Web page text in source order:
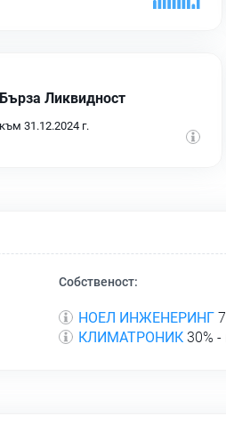
Бърза Ликвидност
към 31.12.2024 г.
Собственост:
НОЕЛ ИНЖЕНЕРИНГ
КЛИМАТРОНИК 30%